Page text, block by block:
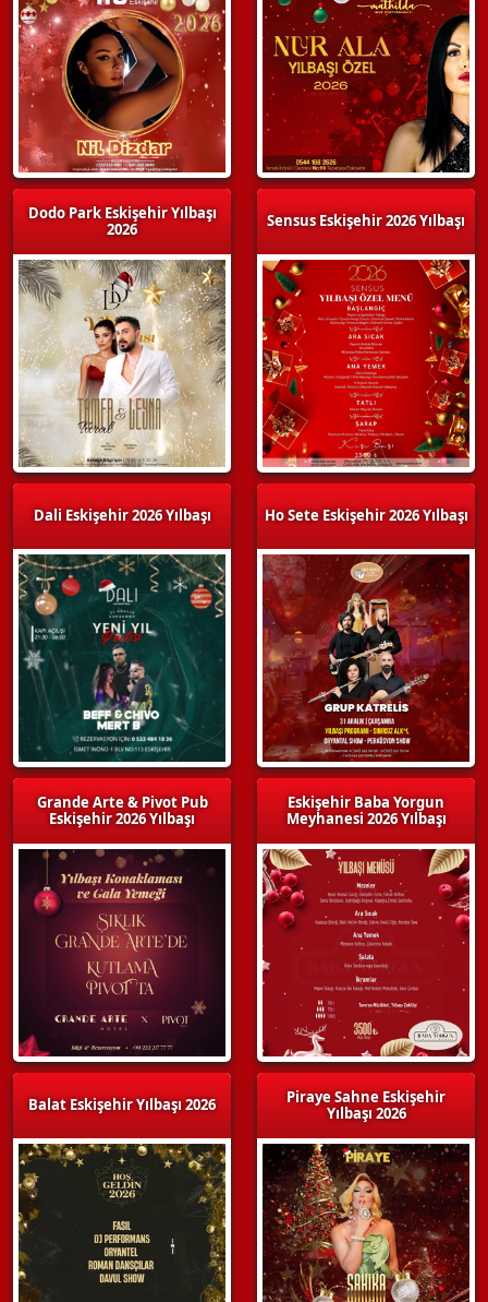
Dodo Park Eskişehir Yılbaşı
2026
Dali Eskişehir 2026 Yılbaşı
Grande Arte & Pivot Pub
Eskişehir 2026 Yılbaşı
Balat Eskişehir Yılbaşı 2026
Sensus Eskişehir 2026 Yılbaşı
Ho Sete Eskişehir 2026 Yılbaşı
Eskişehir Baba Yorgun
Meyhanesi 2026 Yılbaşı
Piraye Sahne Eskişehir
Yılbaşı 2026